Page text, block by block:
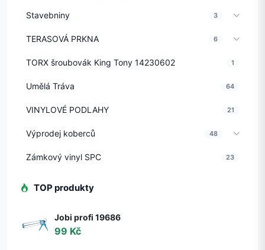
Stavebniny 3
TERASOVÁ PRKNA 6
TORX šroubovák King Tony 14230602 1
Umělá Tráva 64
VINYLOVÉ PODLAHY 21
Výprodej koberců 48
Zámkový vinyl SPC 23
TOP produkty
Jobi profi 19686
99 Kč